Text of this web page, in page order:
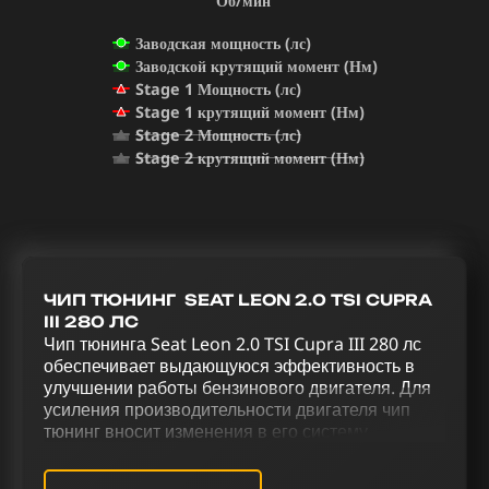
Заводская мощность (лс)
Заводской крутящий момент (Нм)
Stage 1 Мощность (лс)
Stage 1 крутящий момент (Нм)
Stage 2 Мощность (лс)
Stage 2 крутящий момент (Нм)
ЧИП ТЮНИНГ SEAT LEON 2.0 TSI CUPRA
III 280 ЛС
Чип тюнинга Seat Leon 2.0 TSI Cupra III 280 лс
обеспечивает выдающуюся эффективность в
улучшении работы бензинового двигателя. Для
усиления производительности двигателя чип
тюнинг вносит изменения в его систему
для Seat Leon 2.0 TSI Cupra III 280 лс,